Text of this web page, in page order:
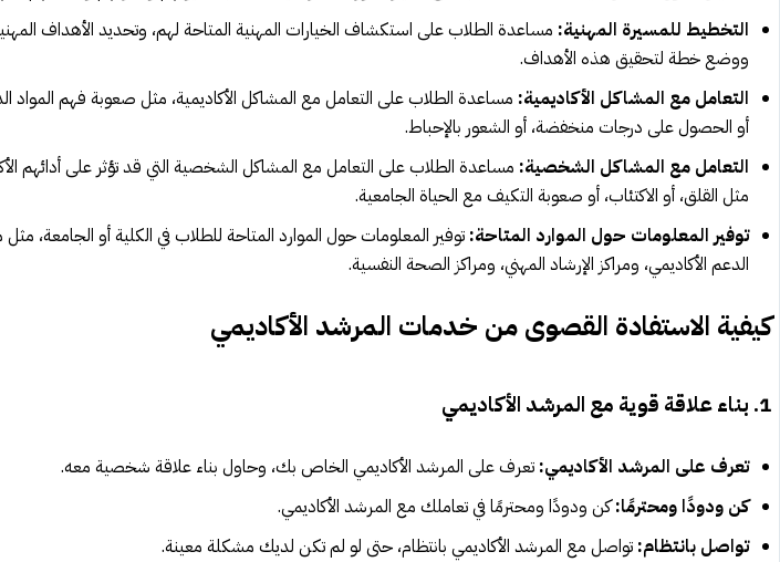
التخطيط للمسيرة المهنية: مساعدة الطلاب على استكشاف الخيارات المهنية المتاحة لهم، وتحديد الأهداف
ووضع خطة لتحقيق هذه الأهداف.
التعامل مع المشاكل الأكاديمية: مساعدة الطلاب على التعامل مع المشاكل الأكاديمية، مثل صعوبة فهم المواد
أو الحصول على درجات منخفضة، أو الشعور بالإحباط.
التعامل مع المشاكل الشخصية: مساعدة الطلاب على التعامل مع المشاكل الشخصية التي قد تؤثر على أدائهم
مثل القلق، أو الاكتئاب، أو صعوبة التكيف مع الحياة الجامعية.
توفير المعلومات حول الموارد المتاحة: توفير المعلومات حول الموارد المتاحة للطلاب في الكلية أو الجامعة، مثل
الدعم الأكاديمي، ومراكز الإرشاد المهني، ومراكز الصحة النفسية.
كيفية الاستفادة القصوى من خدمات المرشد الأكاديمي
1. بناء علاقة قوية مع المرشد الأكاديمي
تعرف على المرشد الأكاديمي: تعرف على المرشد الأكاديمي الخاص بك، وحاول بناء علاقة شخصية معه.
كن ودودًا ومحترمًا:كن ودودًا ومحترمًا في تعاملك مع المرشد الأكاديمي.
تواصل بانتظام: تواصل مع المرشد الأكاديمي بانتظام، حتى لو لم تكن لديك مشكلة معينة.